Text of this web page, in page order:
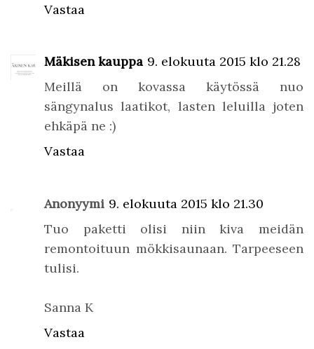
Vastaa
Mäkisen kauppa 9. elokuuta 2015 klo 21.28
Meillä on kovassa käytössä nuo
sängynalus laatikot, lasten leluilla joten
ehkäpä ne :)
Vastaa
Anonyymi 9. elokuuta 2015 klo 21.30
Tuo paketti olisi niin kiva meidän
remontoituun mökkisaunaan. Tarpeeseen
tulisi.
Sanna K
Vastaa